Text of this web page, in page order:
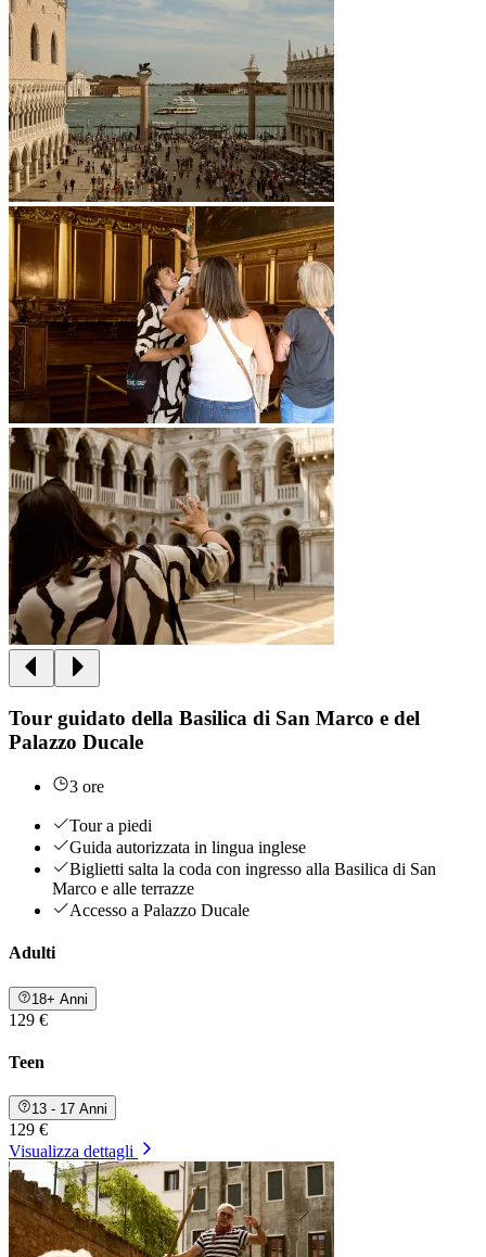
Tour guidato della Basilica di San Marco e del
Palazzo Ducale
3 ore
Tour a piedi
Guida autorizzata in lingua inglese
Biglietti salta la coda con ingresso alla Basilica di San
Marco e alle terrazze
Accesso a Palazzo Ducale
Adulti
18+ Anni
129 €
Teen
13 - 17 Anni
129 €
Visualizza dettagli